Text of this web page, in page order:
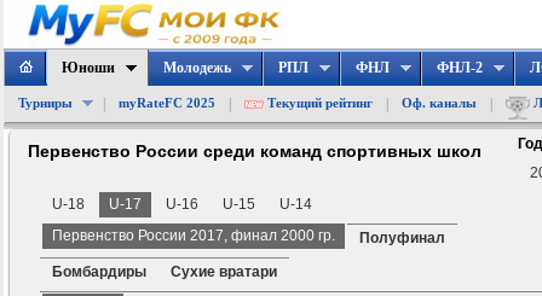
Юноши
Турниры myRateFC 2025 Текущий рейтинг Оф. каналы
Молодежь РПЛ ФНЛ ФНЛ-2
Первенство России среди команд спортивных школ
U-18
U-17 U-16 U-15
U-14
Первенство России 2017, финал 2000 гр.
Полуфинал
Бомбардиры
Сухие вратари